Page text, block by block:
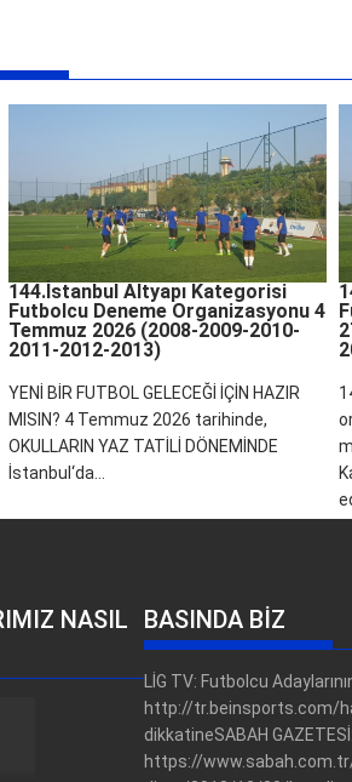
144.İstanbul Altyapı Kategorisi
Futbolcu Deneme Organizasyonu 4
Temmuz 2026 (2008-2009-2010-
2011-2012-2013)
YENİ BİR FUTBOL GELECEĞİ İÇİN HAZIR
MISIN? 4 Temmuz 2026 tarihinde,
OKULLARIN YAZ TATİLİ DÖNEMİNDE
İstanbul‘da...
NASIL
BASINDA BİZ
LİG TV: Futbolcu
http://tr.beinsports.com/
dikkatineSABAH
https://